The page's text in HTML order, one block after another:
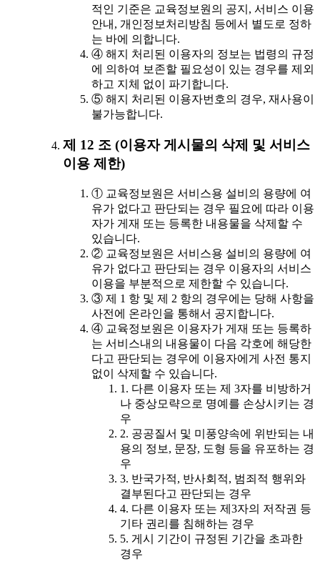
적인 기준은 교육정보원의 공지, 서비스 이용
안내, 개인정보처리방침 등에서 별도로 정하
는 바에 의합니다.
④ 해지 처리된 이용자의 정보는 법령의 규정
에 의하여 보존할 필요성이 있는 경우를 제외
하고 지체 없이 파기합니다.
⑤ 해지 처리된 이용자번호의 경우, 재사용이
불가능합니다.
제 12 조 (이용자 게시물의 삭제 및 서비스
이용 제한)
① 교육정보원은 서비스용 설비의 용량에 여
유가 없다고 판단되는 경우 필요에 따라 이용
자가 게재 또는 등록한 내용물을 삭제할 수
있습니다.
② 교육정보원은 서비스용 설비의 용량에 여
유가 없다고 판단되는 경우 이용자의 서비스
이용을 부분적으로 제한할 수 있습니다.
③ 제 1 항 및 제 2 항의 경우에는 당해 사항을
사전에 온라인을 통해서 공지합니다.
④ 교육정보원은 이용자가 게재 또는 등록하
는 서비스내의 내용물이 다음 각호에 해당한
다고 판단되는 경우에 이용자에게 사전 통지
없이 삭제할 수 있습니다.
1. 다른 이용자 또는 제 3자를 비방하거
나 중상모략으로 명예를 손상시키는 경
우
2. 공공질서 및 미풍양속에 위반되는 내
용의 정보, 문장, 도형 등을 유포하는 경
우
3. 반국가적, 반사회적, 범죄적 행위와
결부된다고 판단되는 경우
4. 다른 이용자 또는 제3자의 저작권 등
기타 권리를 침해하는 경우
5. 게시 기간이 규정된 기간을 초과한
경우